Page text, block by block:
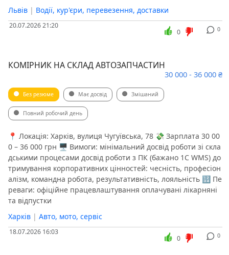
Львів | Водії, кур'єри, перевезення, доставки
20.07.2026 21:20 0
0
КОМІРНИК НА СКЛАД АВТОЗАПЧАСТИН
30 000 - 36 000 ₴
Без резюме Має досвід Змішаний
Повний робочий день
📍 Локація: Харків, вулиця Чугуївська, 78 💸 Зарплата 30 00
0 – 36 000 грн 🖥 Вимоги: мінімальний досвід роботи зі скла
дськими процесами досвід роботи з ПК (бажано 1С WMS) до
тримування корпоративних цінностей: чесність, професіон
алізм, командна робота, результативність, лояльність 🔢 Пе
реваги: офіційне працевлаштування оплачувані лікарняні
та відпустки
Харків | Авто, мото, сервіс
18.07.2026 16:03 0
0